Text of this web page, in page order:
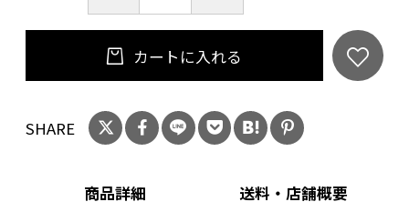
カートに入れる
SHARE
商品詳細 送料・店舗概要